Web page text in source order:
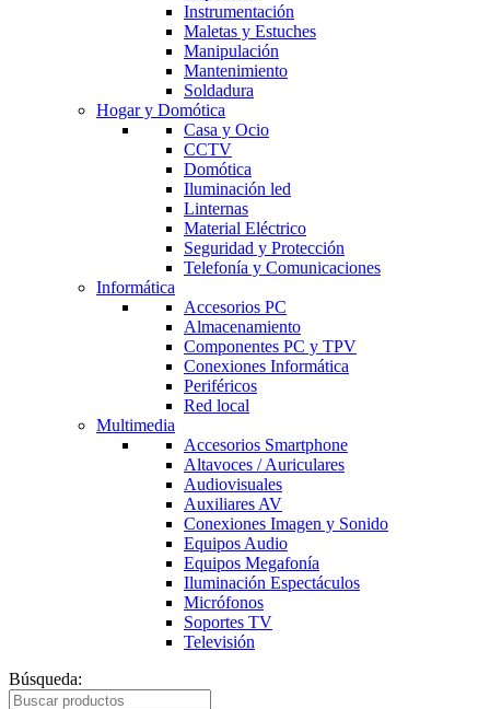
Instrumentación
Maletas y Estuches
Manipulación
Mantenimiento
Soldadura
Hogar y Domótica
Casa y Ocio
CCTV
Domótica
Iluminación led
Linternas
Material Eléctrico
Seguridad y Protección
Telefonía y Comunicaciones
Informática
Accesorios PC
Almacenamiento
Componentes PC y TPV
Conexiones Informática
Periféricos
Red local
Multimedia
Accesorios Smartphone
Altavoces / Auriculares
Audiovisuales
Auxiliares AV
Conexiones Imagen y Sonido
Equipos Audio
Equipos Megafonía
Iluminación Espectáculos
Micrófonos
Soportes TV
Televisión
Búsqueda: